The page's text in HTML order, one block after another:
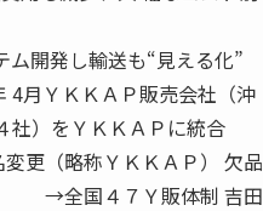
ム開発し輸送も“見える化”
4月ＹＫＫＡＰ販売会社（沖
社）をＹＫＫＡＰに統合
更（略称ＹＫＫＡＰ） 欠品
→全国４７Ｙ販体制 吉田